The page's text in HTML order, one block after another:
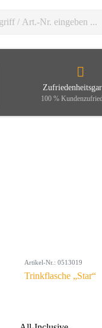
100 %
Artikel-Nr.: 0513019
Trinkflasche „Star“